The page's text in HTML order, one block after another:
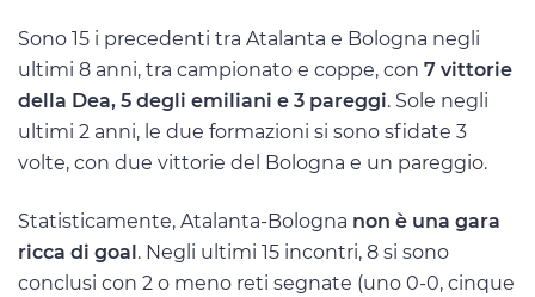
Sono 15 i precedenti tra Atalanta e Bologna negli
ultimi 8 anni, tra campionato e coppe, con 7 vittorie
della Dea, 5 degli emiliani e 3 pareggi. Sole negli
ultimi 2 anni, le due formazioni si sono sfidate 3
volte, con due vittorie del Bologna e un pareggio.
Statisticamente, Atalanta-Bologna non è una gara
ricca di goal. Negli ultimi 15 incontri, 8 si sono
conclusi con 2 o meno reti segnate (uno 0-0, cinque